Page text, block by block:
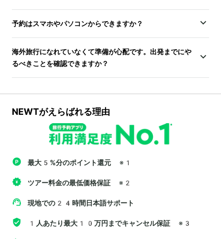
予約はスマホやパソコンからできますか？
海外旅行になれていなくて準備が心配です。出発までにや
るべきことを確認できますか？
NEWTがえらばれる理由
最大5%分のポイント還元 ※1
ツアー料金の最低価格保証 ※2
現地での24時間日本語サポート
1人あたり最大10万円までキャンセル保証 ※3